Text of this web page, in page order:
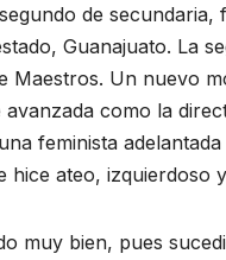
de
Guanajuato. La
Maestros. Un nuevo
como la
feminista
hice ateo, izquierdoso
muy bien, pues